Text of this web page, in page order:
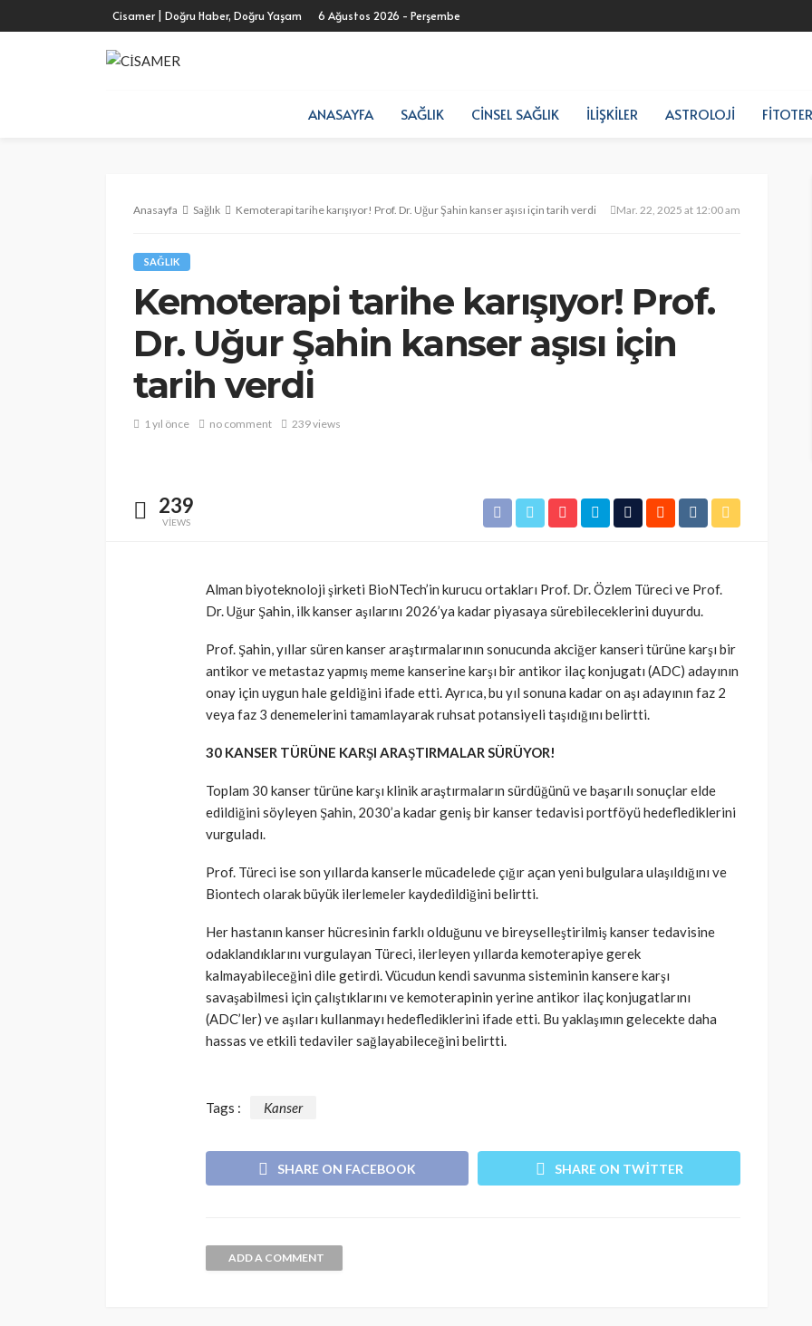
Cisamer | Doğru Haber, Doğru Yaşam 6 Ağustos 2026 - Perşembe
ANASAYFA SAĞLIK CINSEL SAĞLIK İLIŞKILER ASTROLOJI
Anasayfa Sağlık Kemoterapi tarihe karışıyor! Prof. Dr. Uğur Şahin kanser aşısı için tarih verdi Mar. 22, 2025 at 12:00 am
SAĞLIK
Kemoterapi tarihe karışıyor! Prof.
Dr. Uğur Şahin kanser aşısı için
tarih verdi
1 yıl önce no comment 239 views
239
VIEWS
Alman biyoteknoloji şirketi BioNTech’in kurucu ortakları Prof. Dr. Özlem Türeci ve Prof.
Dr. Uğur Şahin, ilk kanser aşılarını 2026’ya kadar piyasaya sürebileceklerini duyurdu.
Prof. Şahin, yıllar süren kanser araştırmalarının sonucunda akciğer kanseri türüne karşı bir
antikor ve metastaz yapmış meme kanserine karşı bir antikor ilaç konjugatı (ADC) adayının
onay için uygun hale geldiğini ifade etti. Ayrıca, bu yıl sonuna kadar on aşı adayının faz 2
veya faz 3 denemelerini tamamlayarak ruhsat potansiyeli taşıdığını belirtti.
30 KANSER TÜRÜNE KARŞI ARAŞTIRMALAR SÜRÜYOR!
Toplam 30 kanser türüne karşı klinik araştırmaların sürdüğünü ve başarılı sonuçlar elde
edildiğini söyleyen Şahin, 2030’a kadar geniş bir kanser tedavisi portföyü hedeflediklerini
vurguladı.
Prof. Türeci ise son yıllarda kanserle mücadelede çığır açan yeni bulgulara ulaşıldığını ve
Biontech olarak büyük ilerlemeler kaydedildiğini belirtti.
Her hastanın kanser hücresinin farklı olduğunu ve bireyselleştirilmiş kanser tedavisine
odaklandıklarını vurgulayan Türeci, ilerleyen yıllarda kemoterapiye gerek
kalmayabileceğini dile getirdi. Vücudun kendi savunma sisteminin kansere karşı
savaşabilmesi için çalıştıklarını ve kemoterapinin yerine antikor ilaç konjugatlarını
(ADC’ler) ve aşıları kullanmayı hedeflediklerini ifade etti. Bu yaklaşımın gelecekte daha
hassas ve etkili tedaviler sağlayabileceğini belirtti.
Tags : Kanser
SHARE ON FACEBOOK SHARE ON TWITTER
ADD A COMMENT
SAĞLIK
Günde yalnızca 3 kısmı
yetiyor! Alzheimer riskine
karşı çelikten kalkan
Cisamer 3 ay önce 390
SAĞLIK
mamasına toplatma kararı